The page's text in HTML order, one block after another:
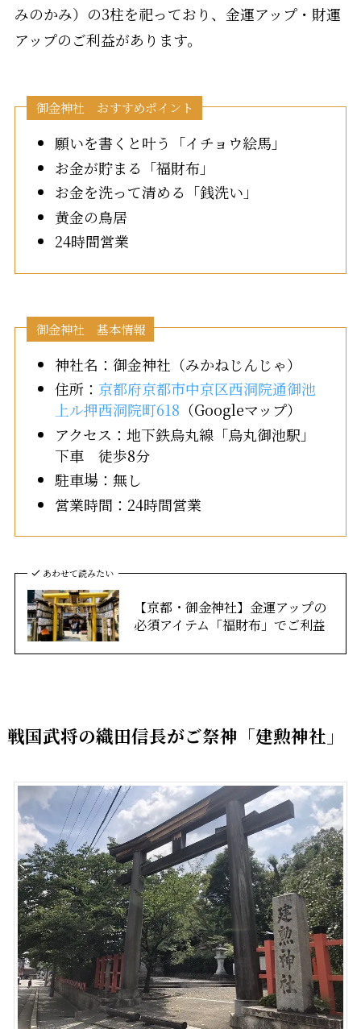
みのかみ）の3柱を祀っており、金運アップ・財運
アップのご利益があります。
御金神社 おすすめポイント
願いを書くと叶う「イチョウ絵馬」
お金が貯まる「福財布」
お金を洗って清める「銭洗い」
黄金の鳥居
24時間営業
御金神社 基本情報
神社名：御金神社（みかねじんじゃ）
住所： 京都府京都市中京区西洞院通御池
上ル押西洞院町618 （Googleマップ）
アクセス：地下鉄烏丸線「烏丸御池駅」
下車 徒歩8分
駐車場：無し
営業時間：24時間営業
あわせて読みたい
【京都・御金神社】金運アップの
必須アイテム「福財布」でご利益
戦国武将の織田信長がご祭神「建勲神社」